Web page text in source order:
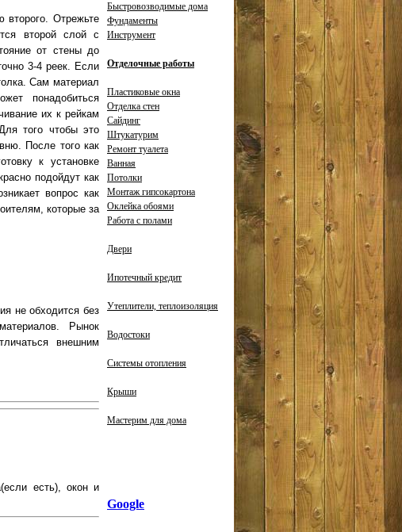
второго. Отрежьте
второй слой с
от стены до
3-4 реек. Если
Сам материал
понадобиться
их к рейкам
того чтобы это
После того как
к установке
подойдут как
вопрос как
которые за
не обходится без
Рынок
внешним
есть), окон и
Быстровозводимые дома
Фундаменты
Инструмент
Отделочные работы
Пластиковые окна
Отделка стен
Сайдинг
Штукатурим
Ремонт туалета
Ванная
Потолки
Монтаж гипсокартона
Оклейка обоями
Работа с полами
Двери
Ипотечный кредит
Утеплители, теплоизоляция
Водостоки
Системы отопления
Крыши
Мастерим для дома
Google